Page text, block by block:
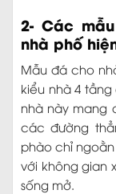
2- Các
nhà phố
Mẫu đá cho
kiểu nhà 4
nhà này mang
các đường
phào chỉ
với không gian
sống mở.